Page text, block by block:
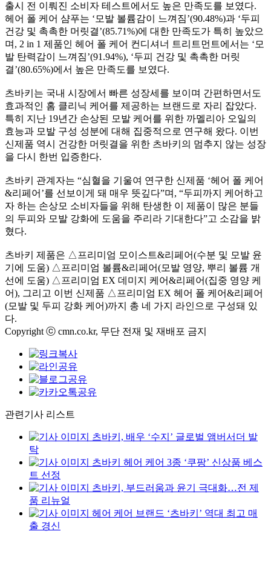
출시 전 이뤄진 소비자 테스트에서도 높은 만족도를 보였다.
헤어 폴 케어 샴푸는 ‘모발 볼륨감이 느껴짐’(90.48%)과 ‘두피
건강 및 촉촉한 머릿결’(85.71%)에 대한 만족도가 특히 높았으
며, 2 in 1 제품인 헤어 폴 케어 컨디셔너 트리트먼트에서는 ‘모
발 탄력감이 느껴짐’(91.94%), ‘두피 건강 및 촉촉한 머릿
결’(80.65%)에서 높은 만족도를 보였다.
츠바키는 국내 시장에서 빠른 성장세를 보이며 간편하면서도
효과적인 홈 클리닉 케어를 제공하는 브랜드로 자리 잡았다.
특히 지난 19년간 손상된 모발 케어를 위한 까멜리아 오일의
효능과 모발 구성 성분에 대해 집중적으로 연구해 왔다. 이번
신제품 역시 건강한 머릿결을 위한 츠바키의 멈추지 않는 성장
을 다시 한번 입증한다.
츠바키 관계자는 “심혈을 기울여 연구한 신제품 ‘헤어 폴 케어
&리페어’를 선보이게 돼 매우 뜻깊다”며, “두피까지 케어하고
자 하는 손상모 소비자들을 위해 탄생한 이 제품이 많은 분들
의 두피와 모발 강화에 도움을 주리라 기대한다”고 소감을 밝
혔다.
츠바키 제품은 △프리미엄 모이스트&리페어(수분 및 모발 윤
기에 도움) △프리미엄 볼륨&리페어(모발 영양, 뿌리 볼륨 개
선에 도움) △프리미엄 EX 데미지 케어&리페어(집중 영양 케
어), 그리고 이번 신제품 △프리미엄 EX 헤어 폴 케어&리페어
(모발 및 두피 강화 케어)까지 총 네 가지 라인으로 구성돼 있
다.
Copyright ⓒ cmn.co.kr, 무단 전재 및 재배포 금지
관련기사 리스트
츠바키, 배우 ‘수지’ 글로벌 앰버서더 발
탁
츠바키 헤어 케어 3종 ‘쿠팡’ 신상품 베스
트 선정
츠바키, 부드러움과 윤기 극대화…전 제
품 리뉴얼
헤어 케어 브랜드 ‘츠바키’ 역대 최고 매
출 경신